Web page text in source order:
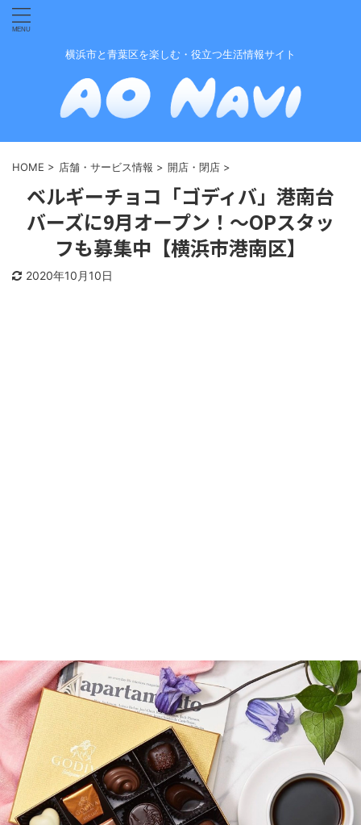
横浜市と青葉区を楽しむ・役立つ生活情報サイト
HOME > 店舗・サービス情報 > 開店・閉店 >
ベルギーチョコ「ゴディバ」港南台
バーズに9月オープン！〜OPスタッ
フも募集中【横浜市港南区】
2020年10月10日